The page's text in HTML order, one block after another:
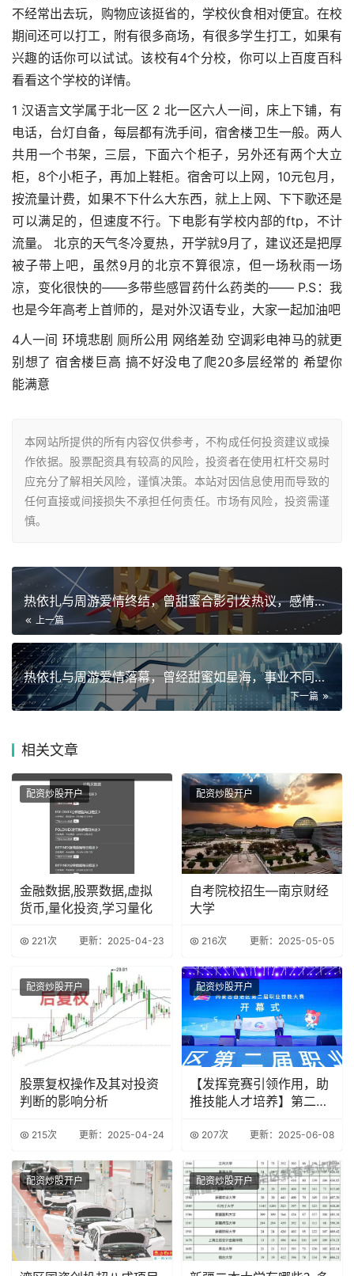
不经常出去玩，购物应该挺省的，学校伙食相对便宜。在校
期间还可以打工，附有很多商场，有很多学生打工，如果有
兴趣的话你可以试试。该校有4个分校，你可以上百度百科
看看这个学校的详情。
1 汉语言文学属于北一区 2 北一区六人一间，床上下铺，有
电话，台灯自备，每层都有洗手间，宿舍楼卫生一般。两人
共用一个书架，三层，下面六个柜子，另外还有两个大立
柜，8个小柜子，再加上鞋柜。宿舍可以上网，10元包月，
按流量计费，如果不下什么大东西，就上上网、下下歌还是
可以满足的，但速度不行。下电影有学校内部的ftp，不计
流量。 北京的天气冬冷夏热，开学就9月了，建议还是把厚
被子带上吧，虽然9月的北京不算很凉，但一场秋雨一场
凉，变化很快的――多带些感冒药什么药类的―― P.S：我
也是今年高考上首师的，是对外汉语专业，大家一起加油吧
4人一间 环境悲剧 厕所公用 网络差劲 空调彩电神马的就更
别想了 宿舍楼巨高 搞不好没电了爬20多层经常的 希望你
能满意
本网站所提供的所有内容仅供参考，不构成任何投资建议或操
作依据。股票配资具有较高的风险，投资者在使用杠杆交易时
应充分了解相关风险，谨慎决策。本站对因信息使用而导致的
任何直接或间接损失不承担任何责任。市场有风险，投资需谨
慎。
热依扎与周游爱情终结，曾甜蜜合影引发热议，感情背后的人生变迁
上一篇
热依扎与周游爱情落幕，曾经甜蜜如星海，事业不同步令人惋惜
下一篇
相关文章
配资炒股开户
金融数据,股票数据,虚拟
货币,量化投资,学习量化
221次 更新：2025-04-23
配资炒股开户
自考院校招生—南京财经
大学
216次 更新：2025-05-05
配资炒股开户
股票复权操作及其对投资
判断的影响分析
215次 更新：2025-04-24
配资炒股开户
【发挥竞赛引领作用，助
推技能人才培养】第二届
207次 更新：2025-06-08
配资炒股开户 配资炒股开户